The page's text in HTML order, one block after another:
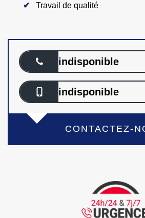
Travail de qualité
indisponible
indisponible
CONTACTEZ-